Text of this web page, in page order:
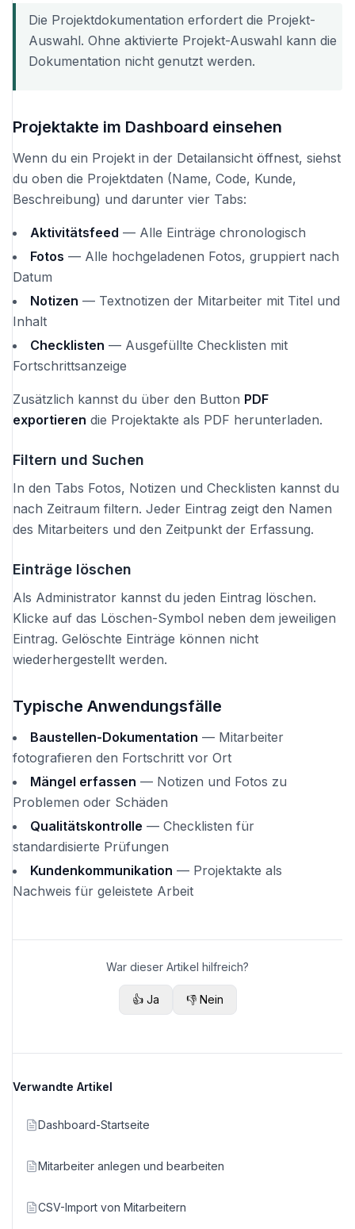
Die Projektdokumentation erfordert die Projekt-
Auswahl. Ohne aktivierte Projekt-Auswahl kann die
Dokumentation nicht genutzt werden.
Projektakte im Dashboard einsehen
Wenn du ein Projekt in der Detailansicht öffnest, siehst
du oben die Projektdaten (Name, Code, Kunde,
Beschreibung) und darunter vier Tabs:
Aktivitätsfeed — Alle Einträge chronologisch
Fotos — Alle hochgeladenen Fotos, gruppiert nach
Datum
Notizen — Textnotizen der Mitarbeiter mit Titel und
Inhalt
Checklisten — Ausgefüllte Checklisten mit
Fortschrittsanzeige
Zusätzlich kannst du über den Button PDF
exportieren die Projektakte als PDF herunterladen.
Filtern und Suchen
In den Tabs Fotos, Notizen und Checklisten kannst du
nach Zeitraum filtern. Jeder Eintrag zeigt den Namen
des Mitarbeiters und den Zeitpunkt der Erfassung.
Einträge löschen
Als Administrator kannst du jeden Eintrag löschen.
Klicke auf das Löschen-Symbol neben dem jeweiligen
Eintrag. Gelöschte Einträge können nicht
wiederhergestellt werden.
Typische Anwendungsfälle
Baustellen-Dokumentation — Mitarbeiter
fotografieren den Fortschritt vor Ort
Mängel erfassen — Notizen und Fotos zu
Problemen oder Schäden
Qualitätskontrolle — Checklisten für
standardisierte Prüfungen
Kundenkommunikation — Projektakte als
Nachweis für geleistete Arbeit
War dieser Artikel hilfreich?
👍 Ja 👎 Nein
Verwandte Artikel
Dashboard-Startseite
Mitarbeiter anlegen und bearbeiten
CSV-Import von Mitarbeitern